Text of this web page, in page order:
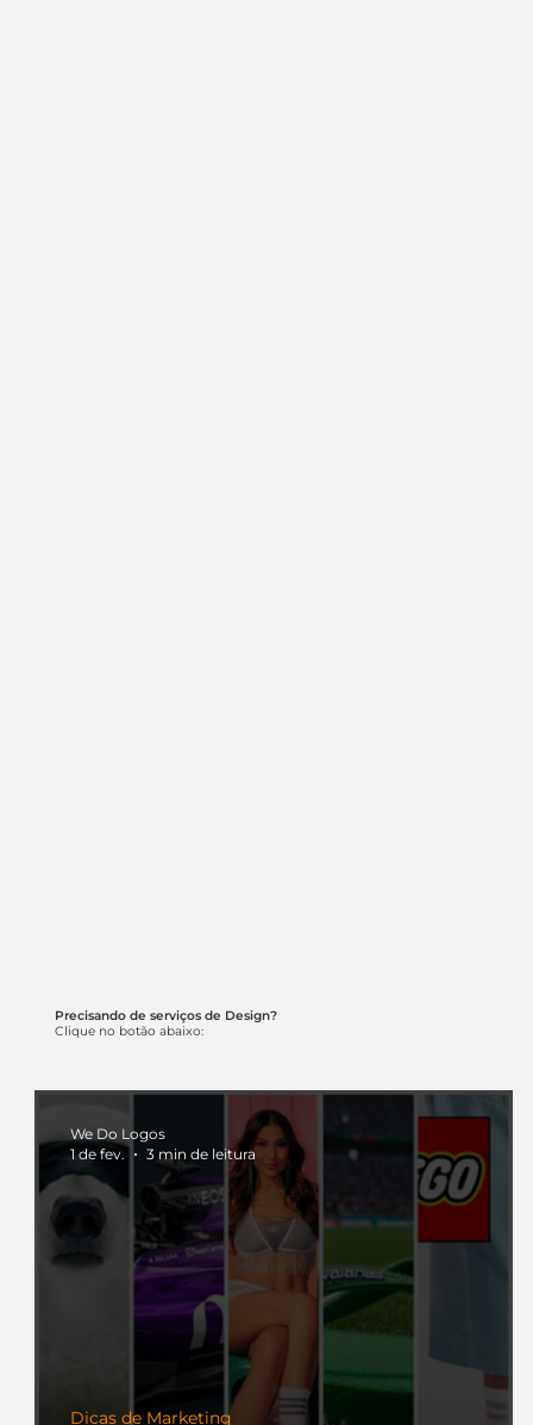
Precisando de serviços de Design?
Clique no botão abaixo:
Dicas de Marketing
We Do Logos
1 de fev.
3 min de leitura